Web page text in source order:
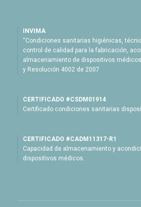
INVIMA
“Condiciones sanitarias higiénicas,
control de calidad para la fabricación,
almacenamiento de dispositivos
y Resolución 4002 de 2007
CERTIFICADO #CSDM01914
Certificado condiciones sanitarias
CERTIFICADO #CADM11317-R1
Capacidad de almacenamiento y
dispositivos médicos.